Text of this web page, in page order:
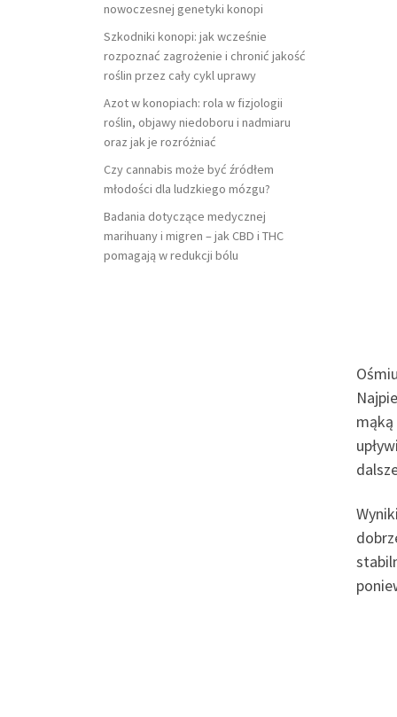
nowoczesnej genetyki konopi
Szkodniki konopi: jak wcześnie
rozpoznać zagrożenie i chronić jakość
roślin przez cały cykl uprawy
Azot w konopiach: rola w fizjologii
roślin, objawy niedoboru i nadmiaru
oraz jak je rozróżniać
Czy cannabis może być źródłem
młodości dla ludzkiego mózgu?
Badania dotyczące medycznej
marihuany i migren – jak CBD i THC
pomagają w redukcji bólu